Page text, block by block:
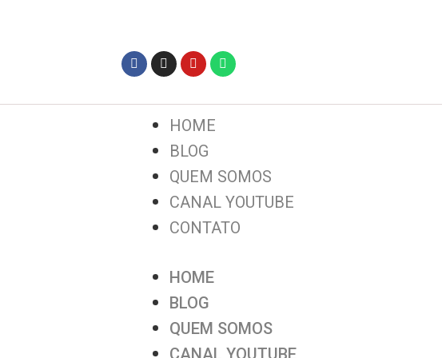
HOME
BLOG
QUEM SOMOS
CANAL YOUTUBE
CONTATO
HOME
BLOG
QUEM SOMOS
CANAL YOUTUBE